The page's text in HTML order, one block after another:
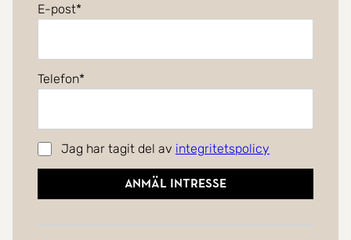
E-post
Telefon
Jag har tagit del av integritetspolicy
Anmäl intresse